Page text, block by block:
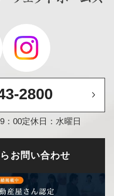
2800
：00定休日：水曜日
お問い合わせ